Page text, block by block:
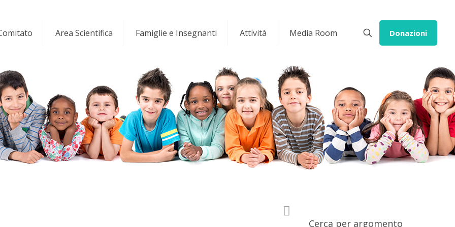
Area Scientifica Famiglie e Insegnanti Attività Media Room Donazioni
Cerca per argomento